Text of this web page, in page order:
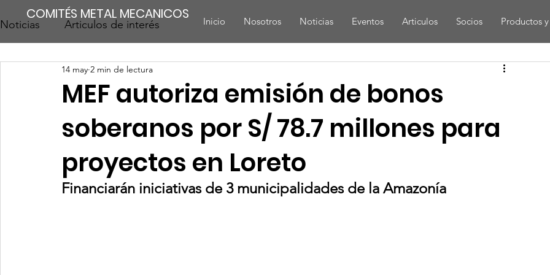
COMITÉS METAL MECANICOS Inicio Nosotros Noticias Eventos Articulos Socios Productos
Noticias Articulos de interés
MEF autoriza emisión de bonos
soberanos por S/ 78.7 millones para
proyectos en Loreto
14 may 2 min de lectura
Financiarán iniciativas de 3 municipalidades de la Amazonía